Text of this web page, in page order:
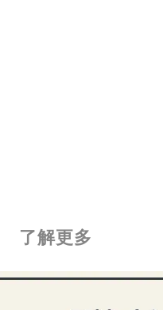
了解更多